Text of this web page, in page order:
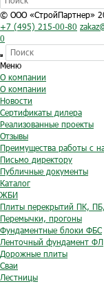
© ООО «СтройПартнер»
+7 (495) 215-00-80
0
Меню
О компании
О компании
Новости
Сертификаты дилера
Реализованные проекты
Отзывы
Преимущества работы с
Письмо директору
Публичные документы
Каталог
ЖБИ
Плиты перекрытий ПК,
Перемычки, прогоны
Фундаментные блоки ФБС
Ленточный фундамент ФЛ
Дорожные плиты
Сваи
Лестницы